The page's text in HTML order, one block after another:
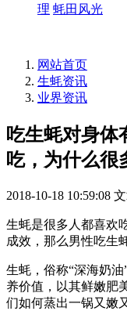
理 蚝田风光
网站首页
生蚝资讯
业界资讯
吃生蚝对身体
吃，为什么很
2018-10-18 10:59:08
生蚝是很多人都喜欢
成效，那么男性吃生
生蚝，俗称“深海奶
养价值，以其鲜嫩肥
们如何蒸出一锅又嫩